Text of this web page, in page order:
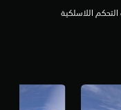
التحكم اللاسلكية